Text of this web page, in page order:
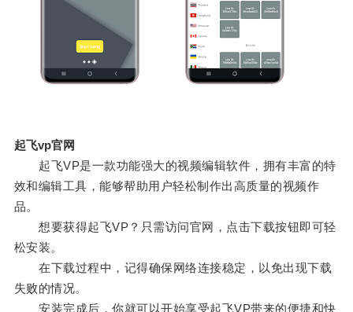
起飞vp官网
起飞VP是一款功能强大的视频编辑软件，拥有丰富的特
效和编辑工具，能够帮助用户轻松制作出高质量的视频作
品。
想要获得起飞VP？只需访问官网，点击下载按钮即可轻
松安装。
在下载过程中，记得确保网络连接稳定，以免出现下载
失败的情况。
安装完成后，你就可以开始享受起飞VP带来的便捷和快